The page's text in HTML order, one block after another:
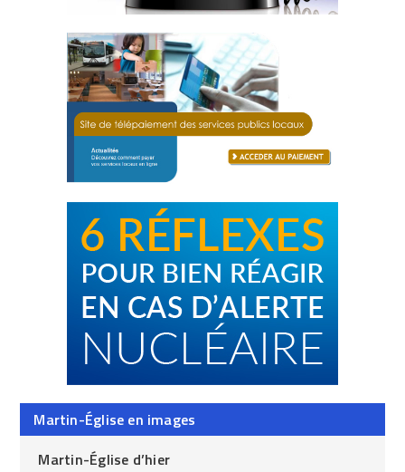
Martin-Église en images
Martin-Église d’hier